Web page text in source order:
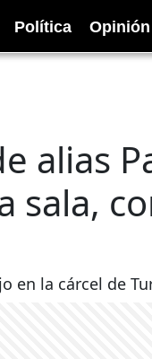
Política Opinión
alias
sala,
en la cárcel de